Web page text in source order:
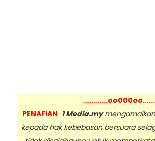
PENAFIAN 1 Media.my
kepada hak kebebasan bersuara